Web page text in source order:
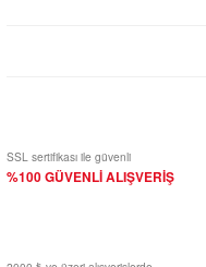
SSL sertifikası ile güvenli
%100 GÜVENLİ ALIŞVERİŞ